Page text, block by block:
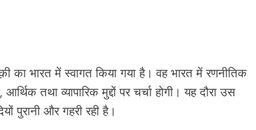
का भारत में स्वागत किया गया है। वह भारत में रणनीतिक
तथा व्यापारिक मुद्दों पर चर्चा होगी। यह दौरा उस
पुरानी और गहरी रही है।
2 hours ago